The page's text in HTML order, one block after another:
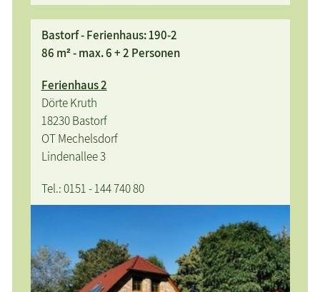
Spielen und Toben
Bastorf - Ferienhaus: 190-2
86 m² - max. 6 + 2 Personen
Ferienhaus 2
Dörte Kruth
18230 Bastorf
OT Mechelsdorf
Lindenallee 3
Tel.: 0151 - 144 740 80